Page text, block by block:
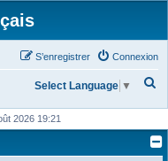
Connexion
S’enregistrer
h
Select Language ▼
2026 19:21